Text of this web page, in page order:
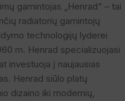
gamintojas „Henrad“ – tai
radiatorių gamintojų
technologijų lyderei
m. Henrad specializuojasi
investuoja į naujausias
Henrad siūlo platų
dizaino iki modernių,